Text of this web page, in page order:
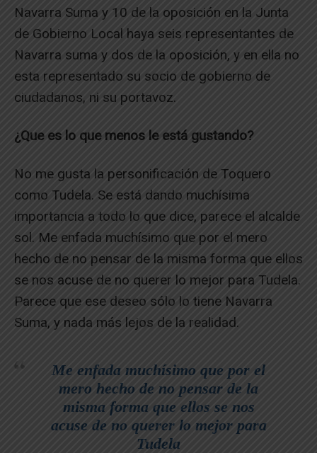
Navarra Suma y 10 de la oposición en la Junta
de Gobierno Local haya seis representantes de
Navarra suma y dos de la oposición, y en ella no
esta representado su socio de gobierno de
ciudadanos, ni su portavoz.
¿Que es lo que menos le está gustando?
No me gusta la personificación de Toquero
como Tudela. Se está dando muchísima
importancia a todo lo que dice, parece el alcalde
sol. Me enfada muchísimo que por el mero
hecho de no pensar de la misma forma que ellos
se nos acuse de no querer lo mejor para Tudela.
Parece que ese deseo sólo lo tiene Navarra
Suma, y nada más lejos de la realidad.
Me enfada muchísimo que por el
mero hecho de no pensar de la
misma forma que ellos se nos
acuse de no querer lo mejor para
Tudela